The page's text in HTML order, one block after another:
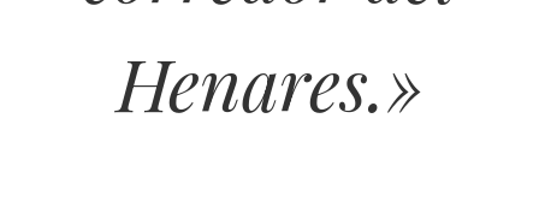
Henares.»